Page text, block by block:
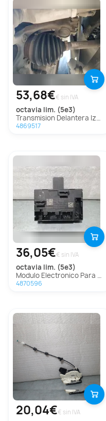
53,68€€ sin IVA
octavia lim. (5e3)
Transmision Delantera Izquierda Para Skoda Octavia Lim.
4869517
36,05€€ sin IVA
octavia lim. (5e3)
Modulo Electronico Para Skoda Octavia Lim.
4870596
20,04€€ sin IVA